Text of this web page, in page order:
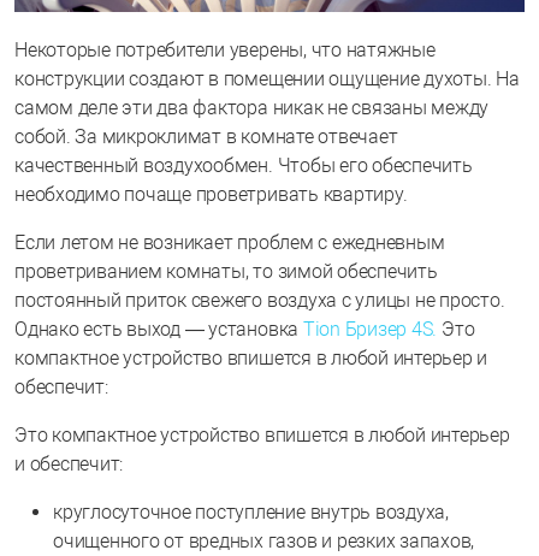
Некоторые потребители уверены, что натяжные
конструкции создают в помещении ощущение духоты. На
самом деле эти два фактора никак не связаны между
собой. За микроклимат в комнате отвечает
качественный воздухообмен. Чтобы его обеспечить
необходимо почаще проветривать квартиру.
Если летом не возникает проблем с ежедневным
проветриванием комнаты, то зимой обеспечить
постоянный приток свежего воздуха с улицы не просто.
Однако есть выход — установка Tion Бризер 4S. Это
компактное устройство впишется в любой интерьер и
обеспечит:
Это компактное устройство впишется в любой интерьер
и обеспечит:
круглосуточное поступление внутрь воздуха,
очищенного от вредных газов и резких запахов,